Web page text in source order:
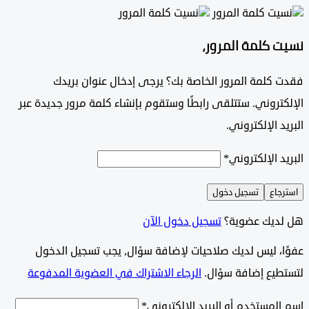
كلمة المرور،
كلمة المرور الخاصة بك؟ يرجى إدخال عنوان بريدك
ستتلقى رابطًا وستقوم بإنشاء كلمة مرور جديدة عبر
الإلكتروني.
الإلكتروني*
تسجيل دخول
عضوية؟تسجيل دخول الآن
ليس لديك صلاحيات لإضافة سؤال, يجب تسجيل الدخول
إضافة سؤال.الرجاء الاشتراك في العضوية المدفوعة